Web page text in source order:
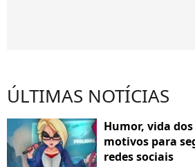
ÚLTIMAS NOTÍCIAS
Humor, vida
motivos para
redes sociais